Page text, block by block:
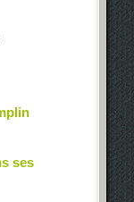
ses